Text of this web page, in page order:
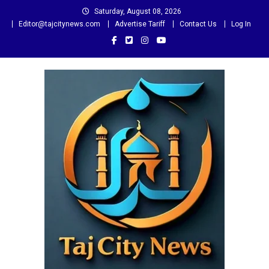
Saturday, August 08, 2026
Editor@tajcitynews.com
Advertise Tariff Contact Us Log In